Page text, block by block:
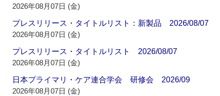
2026年08月07日 (金)
プレスリリース・タイトルリスト：新製品 2026/08/07
2026年08月07日 (金)
プレスリリース・タイトルリスト 2026/08/07
2026年08月07日 (金)
日本プライマリ・ケア連合学会 研修会 2026/09
2026年08月07日 (金)